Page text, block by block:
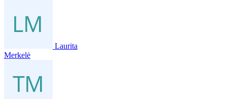
Laurita
Merkelė